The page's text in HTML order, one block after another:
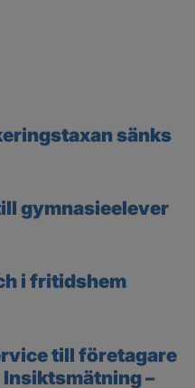
sänks
gymnasieelever
i fritidshem
till företagare
–